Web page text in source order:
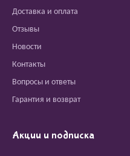
Доставка и оплата
Отзывы
Новости
Контакты
Вопросы и ответы
Гарантия и возврат
Акции и подписка